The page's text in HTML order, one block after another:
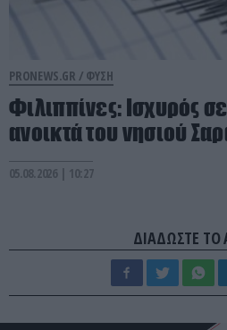
PRONEWS.GR / ΦΥΣΗ
Φιλιππίνες: Ισχυρός
ανοικτά του νησιού
05.08.2026 | 10:27
ΔΙΑΔΩΣΤΕ ΤΟ